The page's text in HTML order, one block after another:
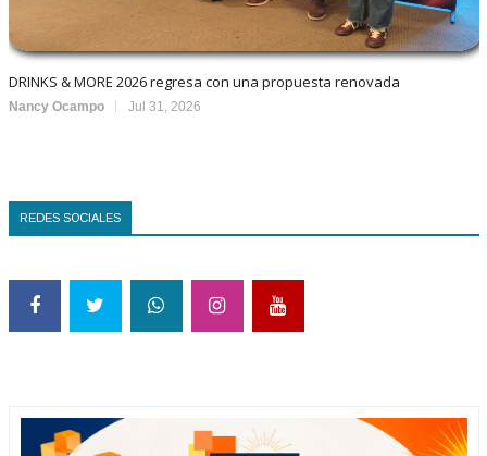
DRINKS & MORE 2026 regresa con una propuesta renovada
Nancy Ocampo Jul 31, 2026
REDES SOCIALES